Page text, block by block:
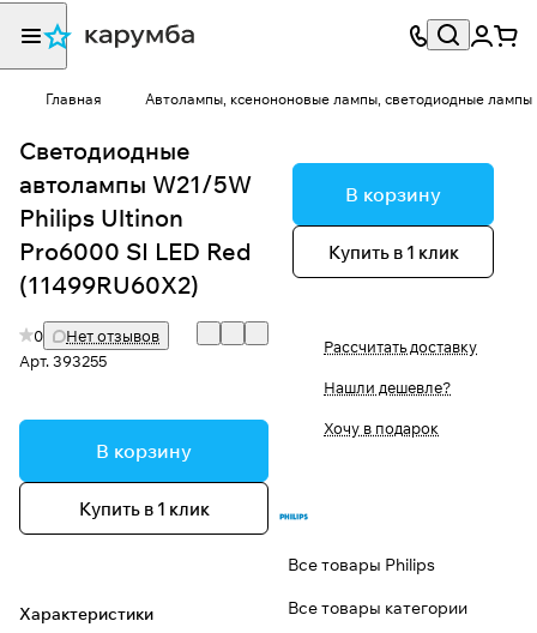
Главная Автолампы, ксенононовые лампы, светодиодные лампы
Светодиодные
автолампы W21/5W
Philips Ultinon
Pro6000 SI LED Red
(11499RU60X2)
0
Нет отзывов
Арт.393255
В корзину
Купить в 1 клик
Характеристики
В корзину
Купить в 1 клик
Рассчитать доставку
Нашли дешевле?
Хочу в подарок
Все товары Philips
Все товары категории